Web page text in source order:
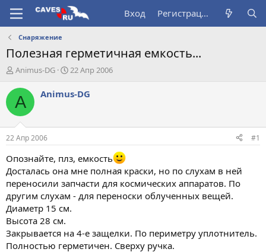
Вход Регистрация
Снаряжение
Полезная герметичная емкость...
А
т
о
т
е
м
ы
Animus-DG
Д
т
а
л
а
22 Апр 2006
A Animus-DG
22 Апр 2006 #1
Опознайте, плз, емкость
Досталась она мне полная краски, но по слухам в ней
переносили запчасти для космических аппаратов. По
другим слухам - для переноски облученных вещей.
Диаметр 15 см.
Высота 28 см.
Закрывается на 4-е защелки. По периметру уплотнитель.
Полностью герметичен. Сверху ручка.